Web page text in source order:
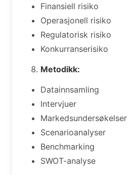
Finansiell risiko
Operasjonell risiko
Regulatorisk risiko
Konkurranserisiko
Metodikk:
Datainnsamling
Intervjuer
Markedsundersøkelser
Scenarioanalyser
Benchmarking
SWOT-analyse